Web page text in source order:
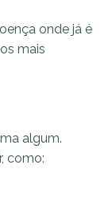
onde já é
mais
algum.
como: